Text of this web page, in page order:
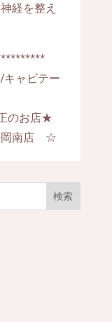
経を整え
ャビテー
のお店★
岡南店 ☆
検索